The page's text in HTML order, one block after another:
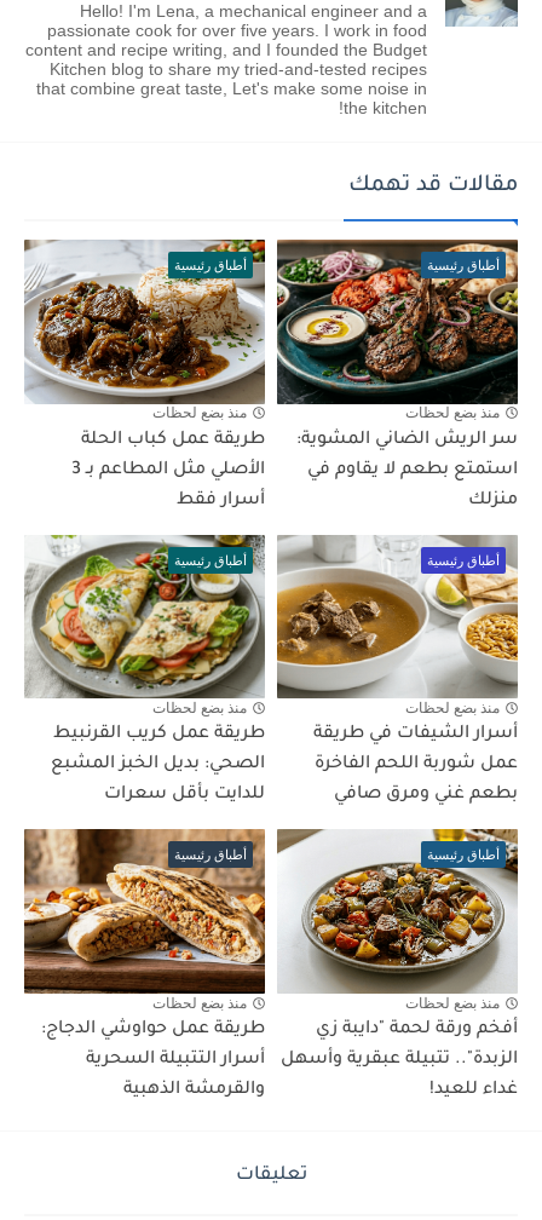
Hello! I'm Lena, a mechanical engineer and a
passionate cook for over five years. I work in food
content and recipe writing, and I founded the Budget
Kitchen blog to share my tried-and-tested recipes
that combine great taste, Let's make some noise in
the kitchen!
مقالات قد تهمك
أطباق رئيسية
منذ بضع لحظات
سر الريش الضاني المشوية:
استمتع بطعم لا يقاوم في
منزلك
أطباق رئيسية
منذ بضع لحظات
طريقة عمل كباب الحلة
الأصلي مثل المطاعم بـ 3
أسرار فقط
أطباق رئيسية
منذ بضع لحظات
أسرار الشيفات في طريقة
عمل شوربة اللحم الفاخرة
بطعم غني ومرق صافي
أطباق رئيسية
منذ بضع لحظات
طريقة عمل كريب القرنبيط
الصحي: بديل الخبز المشبع
للدايت بأقل سعرات
أطباق رئيسية
منذ بضع لحظات
أفخم ورقة لحمة "دايبة زي
الزبدة".. تتبيلة عبقرية وأسهل
غداء للعيد!
أطباق رئيسية
منذ بضع لحظات
طريقة عمل حواوشي الدجاج:
أسرار التتبيلة السحرية
والقرمشة الذهبية
تعليقات